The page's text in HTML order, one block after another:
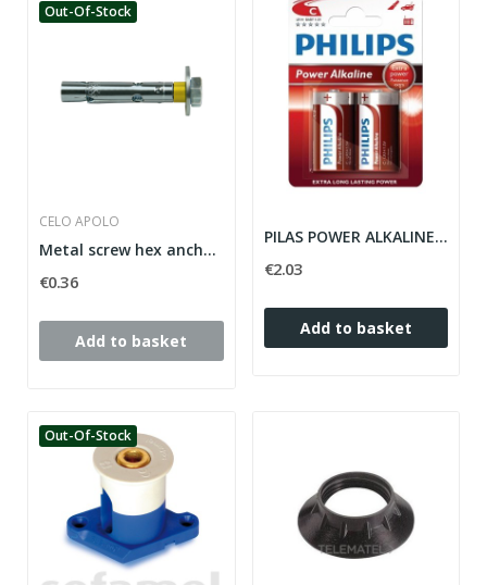
Out-Of-Stock
CELO APOLO
Metal screw hex anchor DT DTBOLT DT10-C M8x60...
€0.36
Add to basket
PILAS POWER ALKALINE C PHILIPS
€2.03
Add to basket
Out-Of-Stock